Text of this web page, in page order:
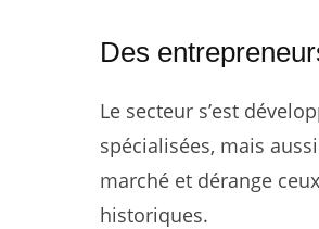
Des
Le secteur s’est
spécialisées, mais
marché et dérange
historiques.